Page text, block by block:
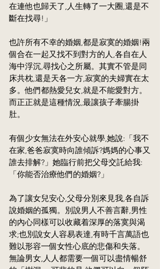
在連他也歸天了,人生轉了一大圈,還是不
斷在找尋!」
也許所有不幸的婚姻,都是寂寞的婚姻!兩
個合在一起又找不到對方的人,各自在人
海中浮沉,尋找心之所屬。其實不管是同
床共枕,還是天各一方,寂寞的夫婦實在太
多。他們都熱愛兒女,就是不能愛對方。
而正正就是這種情況,最讓孩子牽腸掛
肚。
有個少女無法在外安心就學,她說:「我不
在家,爸爸寂寞時向誰傾訴?媽媽的心事又
誰去排解?」她臨行前把父母交託給我:
「你能否治療他們的婚姻?」
為了讓女兒安心,父母分別來見我,各自訴
說婚姻的孤獨。別說男人不善言辭,男性
的內心同樣可以收藏着深厚的落寞與渴
求;也別說女人容易表達,有時千言萬語也
難以形容一個女性心底的悲傷和失落。
無論男女,人人都需要一個可以盡情暢舒